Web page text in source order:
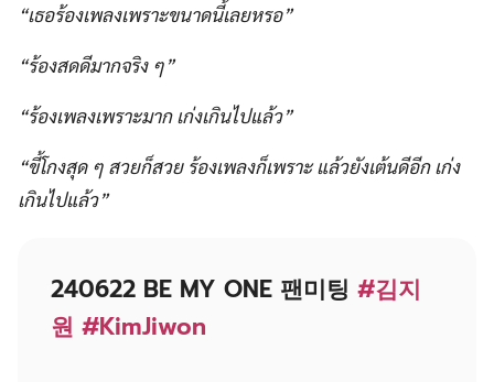
“เธอร้องเพลงเพราะขนาดนี้เลยหรอ”
“ร้องสดดีมากจริง ๆ”
“ร้องเพลงเพราะมาก เก่งเกินไปแล้ว”
“ขี้โกงสุด ๆ สวยก็สวย ร้องเพลงก็เพราะ แล้วยังเต้นดีอีก เก่ง
เกินไปแล้ว”
240622 BE MY ONE 팬미팅 #김지
원 #KimJiwon